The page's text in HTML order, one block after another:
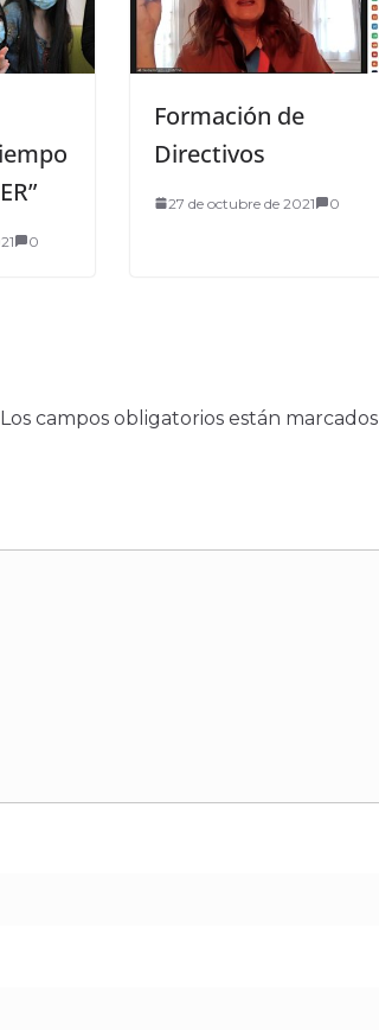
0
Formación de
Directivos
27 de octubre de 2021 0
Los campos obligatorios están marcados